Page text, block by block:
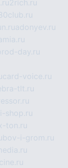
2rich.ru
adonyev.ru
day.ru
card-voice.ru
tlt.ru
shop.ru
ton.ru
i-grom.ru